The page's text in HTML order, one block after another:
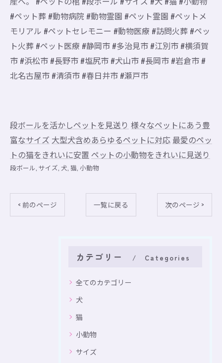
#ペット葬 #動物病院 #動物霊園 #ペット霊園 #ペットメ
モリアル #ペットセレモニー #動物医療 #訪問火葬 #ペッ
ト火葬 #ペット医療 #静岡市 #多治見市 #江別市 #横須賀
市 #浜松市 #長野市 #塩尻市 #犬山市 #長岡市 #岩倉市 #
北名古屋市 #清須市 #春日井市 #瀬戸市
段ボールを活かしペットを見送り 様々なペットにあう豊
富なサイズ 大型犬含めあらゆるペットに対応 最愛のペッ
トの猫をきれいに安置 ペットの小動物をきれいに見送り
段ボール サイズ 犬 猫 小動物
< 前のページ 一覧に戻る 次のページ >
カテゴリー Categories
全てのカテゴリー
犬
猫
小動物
サイズ